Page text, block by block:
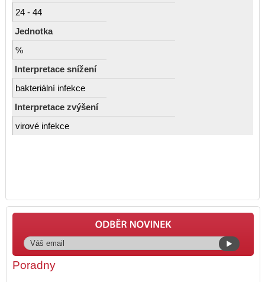
24 - 44
Jednotka
%
Interpretace snížení
bakteriální infekce
Interpretace zvýšení
virové infekce
Poradny